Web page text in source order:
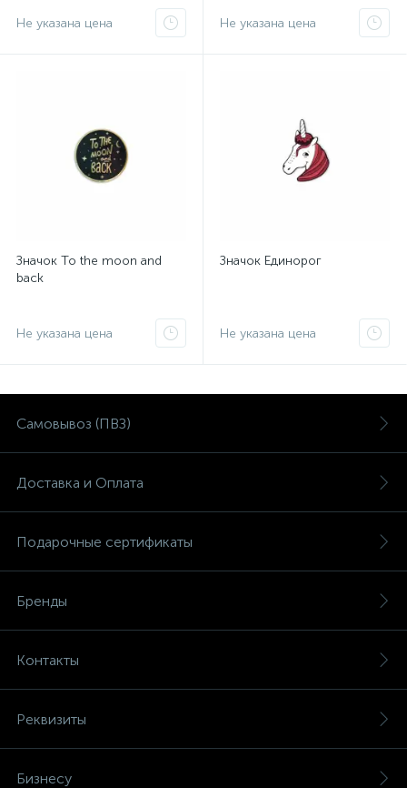
Не указана цена Не указана цена
Значок To the moon and
back
Не указана цена
Значок Единорог
Не указана цена
Самовывоз (ПВЗ)
Доставка и Оплата
Подарочные сертификаты
Бренды
Контакты
Реквизиты
Бизнесу